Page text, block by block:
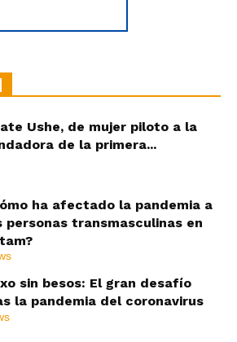
Ushe, de mujer piloto a la
de la primera...
ha afectado la pandemia a
personas transmasculinas en
sin besos: El gran desafío
la pandemia del coronavirus